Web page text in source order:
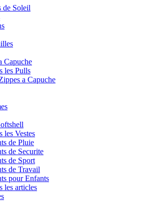
de Soleil
Capuche
les Pulls
a Capuche
les Vestes
de Pluie
de Securite
de Sport
de Travail
pour Enfants
les articles